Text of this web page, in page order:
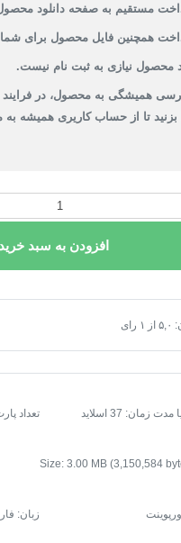
مستقیم به صفحه دانلود
همچنین فایل محصول برای
محصول نیازی به ثبت نام نیست.
همیشگی به محصول، در فرایند
بزنید تا از حساب کاریری همیشه
افزودن به سبد خرید
۵,۰ از ۱ رای
37 اسلاید تعداد
زبان: